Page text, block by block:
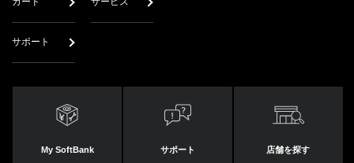
サポート
My SoftBank サポート 店舗を探す